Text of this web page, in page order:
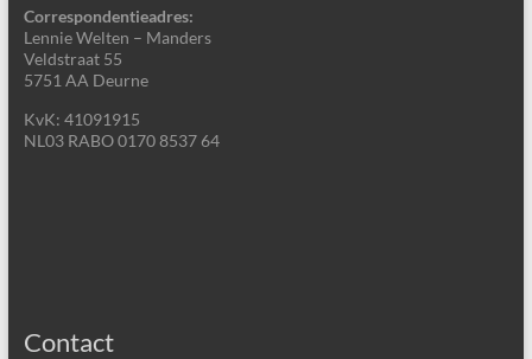
Correspondentieadres:
Lennie Welten – Manders
Veldstraat 55
5751 AA Deurne
KvK: 41091915
NL03 RABO 0170 8537 64
Contact